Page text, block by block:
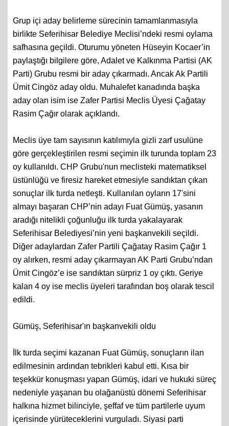
Grup içi aday belirleme sürecinin tamamlanmasıyla
birlikte Seferihisar Belediye Meclisi’ndeki resmi oylama
safhasına geçildi. Oturumu yöneten Hüseyin Kocaer’in
paylaştığı bilgilere göre, Adalet ve Kalkınma Partisi (AK
Parti) Grubu resmi bir aday çıkarmadı. Ancak Ak Partili
Ümit Cingöz aday oldu. Muhalefet kanadında başka
aday olan isim ise Zafer Partisi Meclis Üyesi Çağatay
Rasim Çağır olarak açıklandı.
Meclis üye tam sayısının katılımıyla gizli zarf usulüne
göre gerçekleştirilen resmi seçimin ilk turunda toplam 23
oy kullanıldı. CHP Grubu'nun meclisteki matematiksel
üstünlüğü ve firesiz hareket etmesiyle sandıktan çıkan
sonuçlar ilk turda netleşti. Kullanılan oyların 17'sini
almayı başaran CHP’nin adayı Fuat Gümüş, yasanın
aradığı nitelikli çoğunluğu ilk turda yakalayarak
Seferihisar Belediyesi’nin yeni başkanvekili seçildi.
Diğer adaylardan Zafer Partili Çağatay Rasim Çağır 1
oy alırken, resmi aday çıkarmayan AK Parti Grubu’ndan
Ümit Cingöz’e ise sandıktan sürpriz 1 oy çıktı. Geriye
kalan 4 oy ise meclis üyeleri tarafından boş olarak tescil
edildi.
Gümüş, Seferihisar'ın başkanvekili oldu
İlk turda seçimi kazanan Fuat Gümüş, sonuçların ilan
edilmesinin ardından tebrikleri kabul etti. Kısa bir
teşekkür konuşması yapan Gümüş, idari ve hukuki süreç
nedeniyle yaşanan bu olağanüstü dönemi Seferihisar
halkına hizmet bilinciyle, şeffaf ve tüm partilerle uyum
içerisinde yürüteceklerini vurguladı. Siyasi parti